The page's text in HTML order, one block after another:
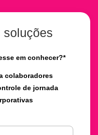
soluções
em conhecer?*
colaboradores
de jornada